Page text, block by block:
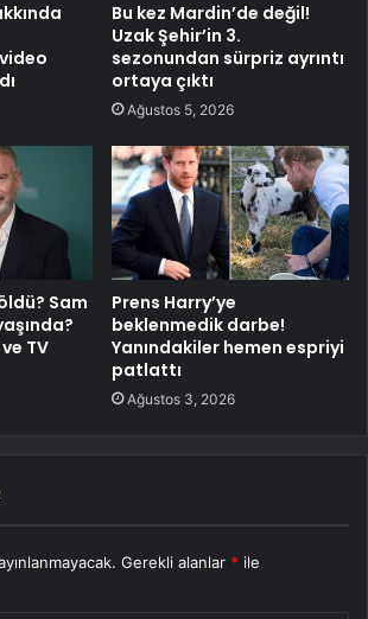
Bu kez Mardin’de değil!
Uzak Şehir’in 3.
sezonundan sürpriz ayrıntı
ortaya çıktı
Ağustos 5, 2026
Sam
TV
Prens Harry’ye
beklenmedik darbe!
Yanındakiler hemen espriyi
patlattı
Ağustos 3, 2026
Gerekli alanlar * ile